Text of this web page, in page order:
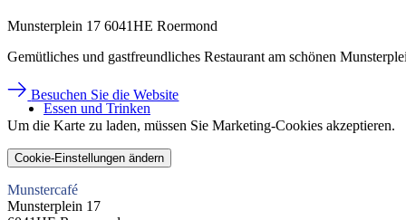
Essen und Trinken
Munsterplein 17 6041HE Roermond
Gemütliches und gastfreundliches Restaurant am schönen
Besuchen Sie die Website
Um die Karte zu laden, müssen Sie Marketing-Cookies akzeptieren.
Cookie-Einstellungen ändern
Munstercafé
Munsterplein 17